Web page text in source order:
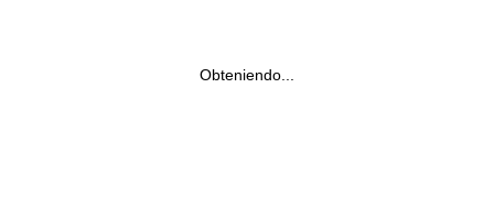
Obteniendo...